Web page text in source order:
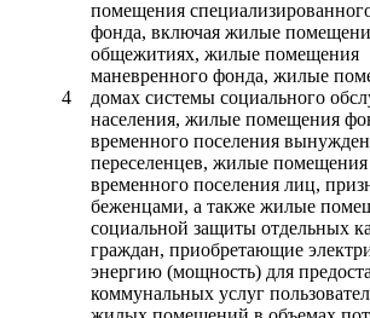
4
помещения
фонда, включая жилые
общежитиях, жилые помещения
маневренного фонда, жилые
домах системы социального
населения, жилые помещения
временного поселения
переселенцев, жилые
временного поселения лиц,
беженцами, а также жилые
социальной защиты отдельных
граждан, приобретающие
энергию (мощность) для
коммунальных услуг